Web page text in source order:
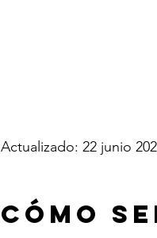
Actualizado: 22 junio
Cómo